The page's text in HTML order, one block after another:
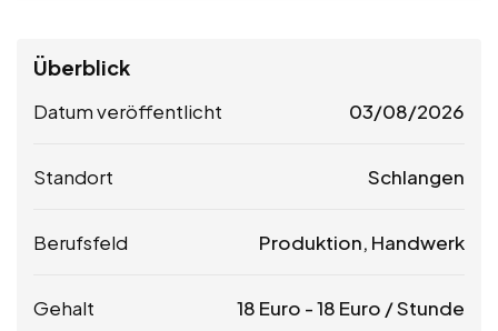
Überblick
Datum veröffentlicht 03/08/2026
Standort Schlangen
Berufsfeld Produktion, Handwerk
Gehalt 18 Euro -18 Euro / Stunde